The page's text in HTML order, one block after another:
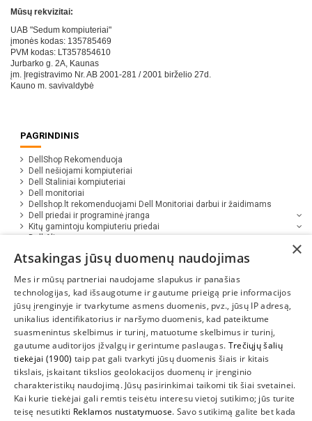
Mūsų rekvizitai:
UAB "Sedum kompiuteriai"
įmonės kodas: 135785469
PVM kodas: LT357854610
Jurbarko g. 2A, Kaunas
įm. Įregistravimo Nr. AB 2001-281 / 2001 birželio 27d.
Kauno m. savivaldybė
PAGRINDINIS
DellShop Rekomenduoja
Dell nešiojami kompiuteriai
Dell Staliniai kompiuteriai
Dell monitoriai
Dellshop.lt rekomenduojami Dell Monitoriai darbui ir žaidimams
Dell priedai ir programinė įranga
Kitų gamintoju kompiuteriu priedai
Dell Alienware
Dell nešiojami kompiuteriai - inovacijos efektyviam darbui
INFORMACIJA
SUSIEKITE
×
Atsakingas jūsų duomenų naudojimas
Mes ir mūsų partneriai naudojame slapukus ir panašias
technologijas, kad išsaugotume ir gautume prieigą prie informacijos
jūsų įrenginyje ir tvarkytume asmens duomenis, pvz., jūsų IP adresą,
unikalius identifikatorius ir naršymo duomenis, kad pateiktume
suasmenintus skelbimus ir turinį, matuotume skelbimus ir turinį,
gautume auditorijos įžvalgų ir gerintume paslaugas. Trečiųjų šalių
tiekėjai (1900) taip pat gali tvarkyti jūsų duomenis šiais ir kitais
tikslais, įskaitant tikslios geolokacijos duomenų ir įrenginio
charakteristikų naudojimą. Jūsų pasirinkimai taikomi tik šiai svetainei.
Kai kurie tiekėjai gali remtis teisėtu interesu vietoj sutikimo; jūs turite
teisę nesutikti Reklamos nustatymuose. Savo sutikimą galite bet kada